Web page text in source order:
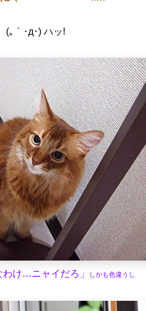
(｡｀･д･) ハッ!
わけ…ニャイだろ」 しかも色違うし